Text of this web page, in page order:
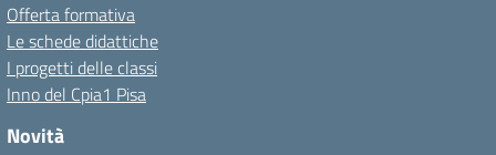
Offerta formativa
Le schede didattiche
I progetti delle classi
Inno del Cpia1 Pisa
Novità